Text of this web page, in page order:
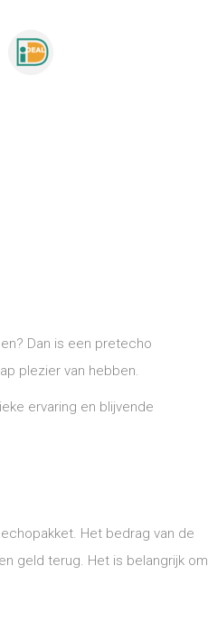
Dan is een pretecho
plezier van hebben.
ervaring en blijvende
Het bedrag van de
geld terug. Het is belangrijk om